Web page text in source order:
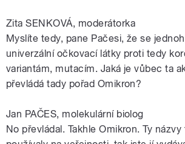
Zita SENKOVÁ, moderátorka
Myslíte tedy, pane Pačesi, že se
univerzální očkovací látky proti tedy
variantám, mutacím. Jaká je vůbec ta
převládá tady pořad Omikron?
Jan PAČES, molekulární biolog
No převládal. Takhle Omikron. Ty